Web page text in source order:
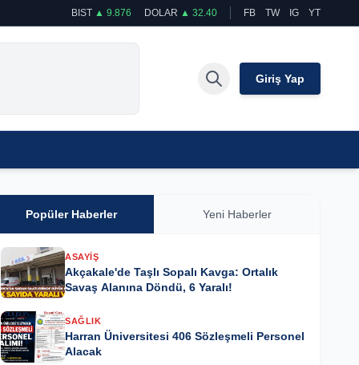
BIST ▲ 9.876 DOLAR ▲ 32.40 FB TW IG YT
Giriş Yap
Popüler Haberler Yeni Haberler
ASAYIŞ
Akçakale'de Taşlı Sopalı Kavga: Ortalık
Savaş Alanına Döndü, 6 Yaralı!
SAĞLIK
Harran Üniversitesi 406 Sözleşmeli Personel
Alacak